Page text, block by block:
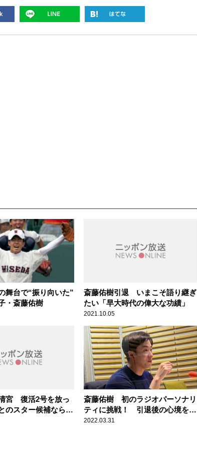
舞台で“振り向いた”
・斎藤佑樹
斎藤佑樹引退 いまこそ語り継ぎ
たい「早大時代の偉大な功績」
2021.10.05
宮 復活2号を放っ
のスター候補ならで
斎藤佑樹 初のラジオパーソナリ
ティに挑戦！ 引退後の心境を語
る
2022.03.31